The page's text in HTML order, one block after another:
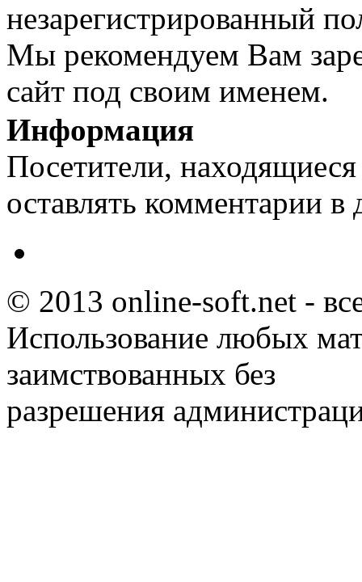
незарегистрированный
Мы рекомендуем Вам
сайт под своим именем.
Информация
Посетители,
оставлять комментарии в
© 2013 online-soft.net -
Использование любых
заимствованных без
разрешения